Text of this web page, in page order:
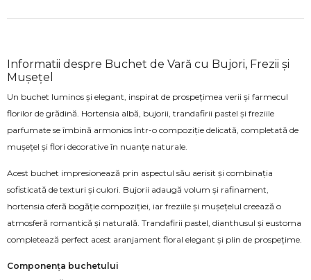
Informatii despre Buchet de Vară cu Bujori, Frezii și
Mușețel
Un buchet luminos și elegant, inspirat de prospețimea verii și farmecul
florilor de grădină. Hortensia albă, bujorii, trandafirii pastel și freziile
parfumate se îmbină armonios într-o compoziție delicată, completată de
mușețel și flori decorative în nuanțe naturale.
Acest buchet impresionează prin aspectul său aerisit și combinația
sofisticată de texturi și culori. Bujorii adaugă volum și rafinament,
hortensia oferă bogăție compoziției, iar freziile și mușețelul creează o
atmosferă romantică și naturală. Trandafirii pastel, dianthusul și eustoma
completează perfect acest aranjament floral elegant și plin de prospețime.
Componența buchetului